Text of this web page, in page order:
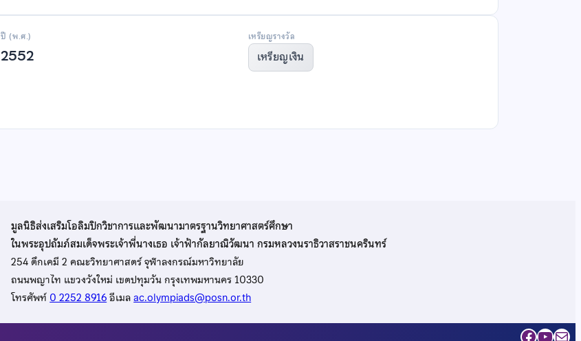
ปี (พ.ศ.)
2552
เหรียญรางวัล
เหรียญเงิน
มูลนิธิส่งเสริมโอลิมปิกวิชาการและพัฒนามาตรฐานวิทยาศาสตร์ศึกษา
ในพระอุปถัมภ์สมเด็จพระเจ้าพี่นางเธอ เจ้าฟ้ากัลยาณิวัฒนา กรมหลวงนราธิวาสราชนครินทร์
254 ตึกเคมี 2 คณะวิทยาศาสตร์ จุฬาลงกรณ์มหาวิทยาลัย
ถนนพญาไท แขวงวังใหม่ เขตปทุมวัน กรุงเทพมหานคร 10330
โทรศัพท์0 2252 8916อีเมลac.olympiads@posn.or.th